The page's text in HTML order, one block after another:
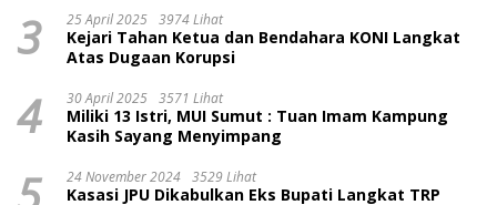
3 25 April 2025 3974 Lihat
Kejari Tahan Ketua dan Bendahara KONI Langkat
Atas Dugaan Korupsi
4 30 April 2025 3571 Lihat
Miliki 13 Istri, MUI Sumut : Tuan Imam Kampung
Kasih Sayang Menyimpang
24 November 2024 3529 Lihat
Kasasi JPU Dikabulkan Eks Bupati Langkat TRP